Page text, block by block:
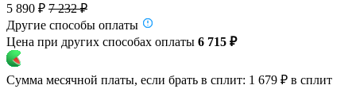
5 890 ₽ 7 232 ₽
Другие способы оплаты
Цена при других способах оплаты 6 715 ₽
Сумма месячной платы, если брать в сплит: 1 679 ₽ в сплит